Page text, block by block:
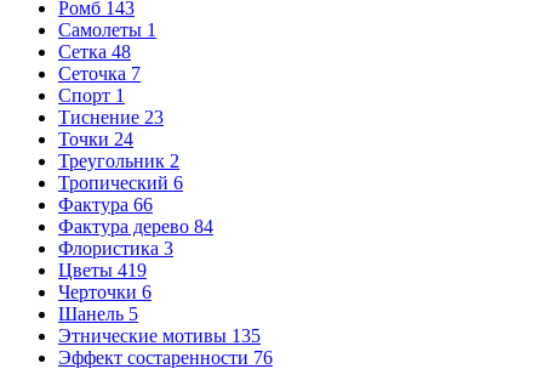
Ромб 143
Самолеты 1
Сетка 48
Сеточка 7
Спорт 1
Тиснение 23
Точки 24
Треугольник 2
Тропический 6
Фактура 66
Фактура дерево 84
Флористика 3
Цветы 419
Черточки 6
Шанель 5
Этнические мотивы 135
Эффект состаренности 76